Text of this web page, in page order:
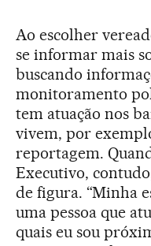
Ao escolher
se informar mais
buscando
monitoramento
tem atuação nos
vivem, por
reportagem.
Executivo,
de figura. “Minha
uma pessoa que
quais eu sou